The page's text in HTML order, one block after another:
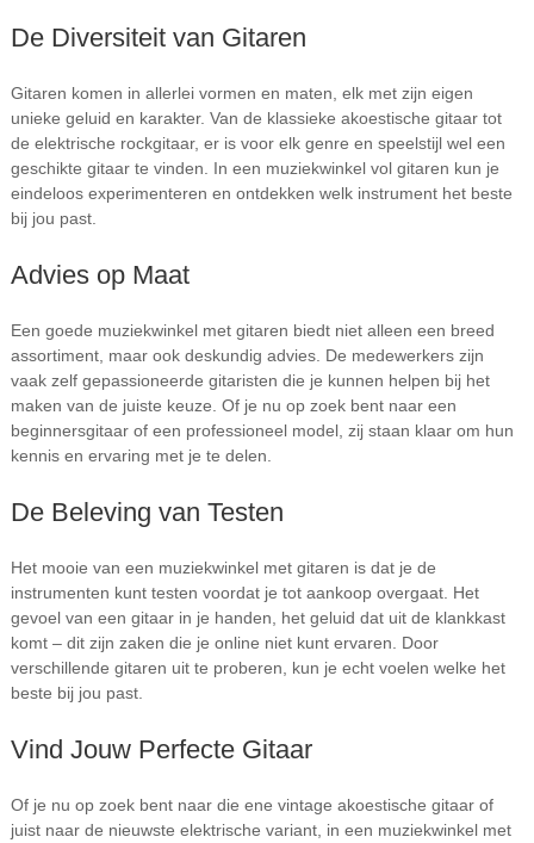
De Diversiteit van Gitaren
Gitaren komen in allerlei vormen en maten, elk met zijn eigen
unieke geluid en karakter. Van de klassieke akoestische gitaar tot
de elektrische rockgitaar, er is voor elk genre en speelstijl wel een
geschikte gitaar te vinden. In een muziekwinkel vol gitaren kun je
eindeloos experimenteren en ontdekken welk instrument het beste
bij jou past.
Advies op Maat
Een goede muziekwinkel met gitaren biedt niet alleen een breed
assortiment, maar ook deskundig advies. De medewerkers zijn
vaak zelf gepassioneerde gitaristen die je kunnen helpen bij het
maken van de juiste keuze. Of je nu op zoek bent naar een
beginnersgitaar of een professioneel model, zij staan klaar om hun
kennis en ervaring met je te delen.
De Beleving van Testen
Het mooie van een muziekwinkel met gitaren is dat je de
instrumenten kunt testen voordat je tot aankoop overgaat. Het
gevoel van een gitaar in je handen, het geluid dat uit de klankkast
komt – dit zijn zaken die je online niet kunt ervaren. Door
verschillende gitaren uit te proberen, kun je echt voelen welke het
beste bij jou past.
Vind Jouw Perfecte Gitaar
Of je nu op zoek bent naar die ene vintage akoestische gitaar of
juist naar de nieuwste elektrische variant, in een muziekwinkel met